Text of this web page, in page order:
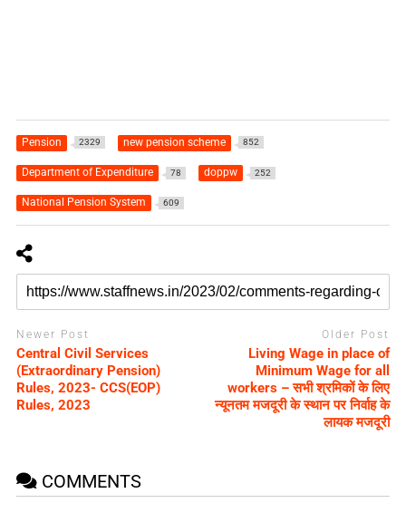
Pension 2329 new pension scheme 852
Department of Expenditure 78 doppw 252
National Pension System 609
Newer Post
Central Civil Services
(Extraordinary Pension)
Rules, 2023- CCS(EOP)
Rules, 2023
Older Post
Living Wage in place of
Minimum Wage for all
workers – सभी श्रमिकों के लिए
न्यूनतम मजदूरी के स्थान पर निर्वाह के
लायक मजदूरी
COMMENTS